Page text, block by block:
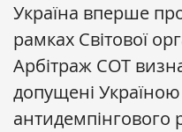
Україна вперше
рамках Світової
Арбітраж СОТ
допущені
антидемпінгового